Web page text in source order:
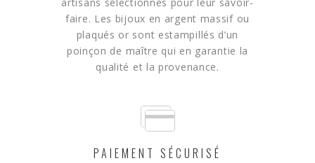
faire. Les bijoux en argent massif ou
plaqués or sont estampillés d’un
poinçon de maître qui en garantie la
qualité et la provenance.
PAIEMENT SÉCURISÉ